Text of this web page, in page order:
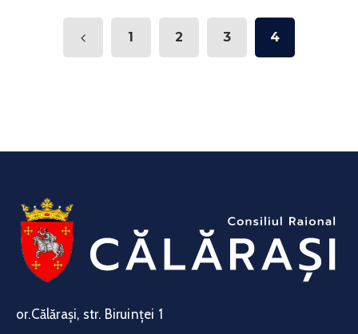
1 2 3 4
or.Călărași, str. Biruinței 1